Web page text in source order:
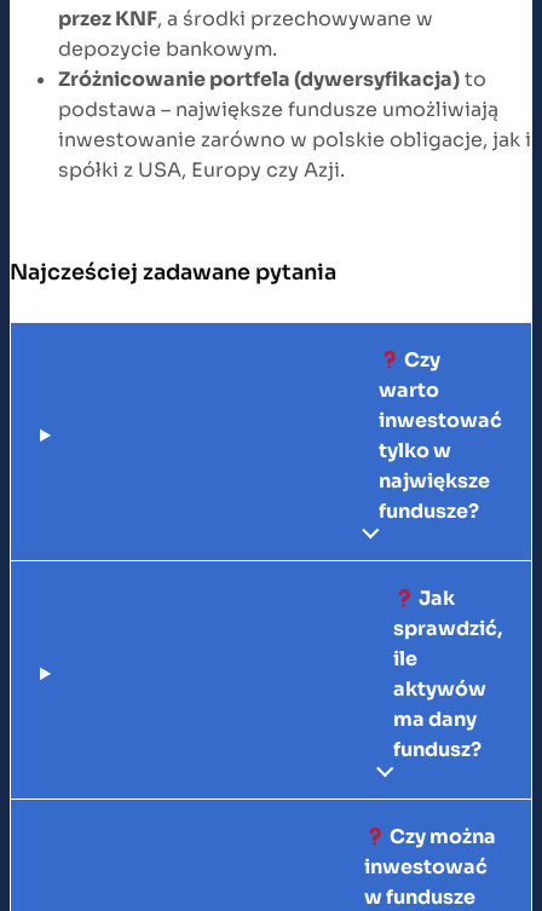
przez KNF, a środki przechowywane w
depozycie bankowym.
Zróżnicowanie portfela (dywersyfikacja)to
podstawa – największe fundusze umożliwiają
inwestowanie zarówno w polskie obligacje, jak i
spółki z USA, Europy czy Azji.
Najcześciej zadawane pytania
Czy
warto
inwestować
tylko w
największe
fundusze?
Jak
sprawdzić,
ile
aktywów
ma dany
fundusz?
Czy można
inwestować
w fundusze